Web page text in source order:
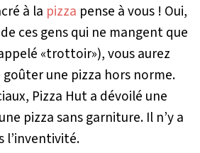
à la pizza pense à vous ! Oui,
ces gens qui ne mangent que
«trottoir»), vous aurez
une pizza hors norme.
Pizza Hut a dévoilé une
pizza sans garniture. Il n’y a
l’inventivité.